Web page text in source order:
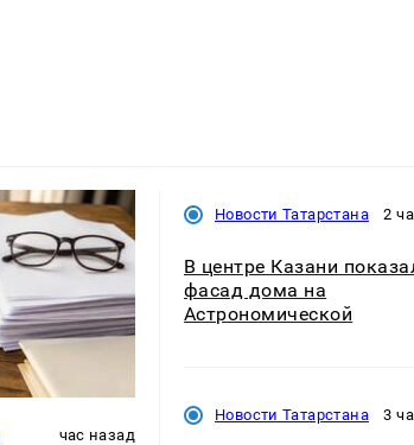
час назад
Новости Татарстана 2
В центре Казани
фасад дома на
Астрономической
Новости Татарстана 3